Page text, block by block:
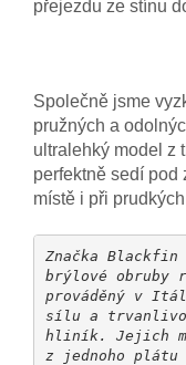
přejezdu ze stínu
Společně jsme
pružných a
ultralehký model z
perfektně sedí pod
místě i při
Značka
brýlové obruby
prováděný v
sílu a
hliník. Jejich
z jednoho